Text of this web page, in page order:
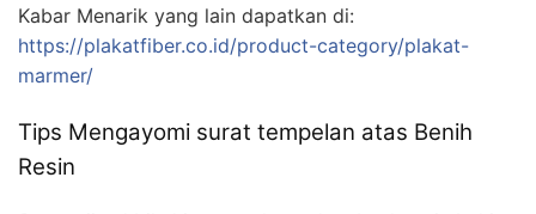
Kabar Menarik yang lain dapatkan di:
https://plakatfiber.co.id/product-category/plakat-
marmer/
Tips Mengayomi surat tempelan atas Benih
Resin